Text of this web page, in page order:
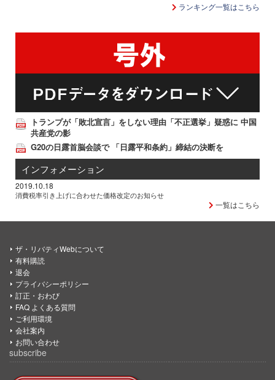
ランキング一覧はこちら
トランプが「敗北宣言」をしない理由「不正選挙」疑惑に 中国
共産党の影
G20の日露首脳会談で 「日露平和条約」締結の決断を
インフォメーション
2019.10.18
消費税率引き上げに合わせた価格改定のお知らせ
一覧はこちら
ザ・リバティWebについて
有料購読
退会
プライバシーポリシー
訂正・おわび
FAQ よくある質問
ご利用環境
会社案内
お問い合わせ
subscribe